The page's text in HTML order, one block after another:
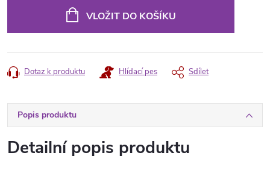
VLOŽIT DO KOŠÍKU
Dotaz k produktu Hlídací pes Sdílet
Popis produktu
Detailní popis produktu